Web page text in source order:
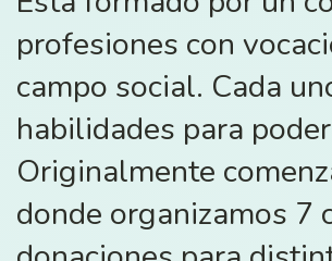
profesiones con
campo social. Cada
habilidades para
Originalmente
donde organizamos 7